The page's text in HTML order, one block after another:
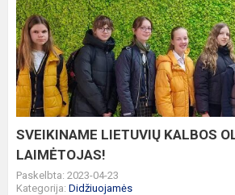
LIETUVIŲ
KALBOS
OLIMPIADOS
LAIMĖTOJAS!
SVEIKINAME LIETUVIŲ KALBOS
LAIMĖTOJAS!
Paskelbta: 2023-04-23
Kategorija: Didžiuojamės